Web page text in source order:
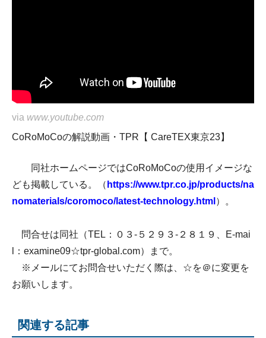
via www.youtube.com
CoRoMoCoの解説動画・TPR【 CareTEX東京23】
同社ホームページではCoRoMoCoの使用イメージな
ども掲載している。（ https://www.tpr.co.jp/products/na
nomaterials/coromoco/latest-technology.html ）。
問合せは同社（TEL：０３-５２９３-２８１９、E-mai
l：examine09☆tpr-global.com）まで。
※メールにてお問合せいただく際は、☆を＠に変更を
お願いします。
関連する記事